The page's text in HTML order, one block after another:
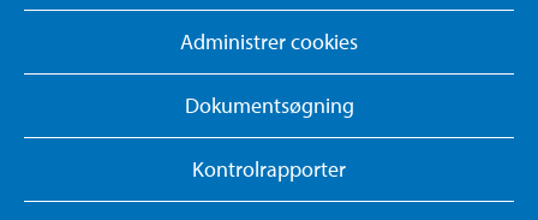
Administrer cookies
Dokumentsøgning
Kontrolrapporter